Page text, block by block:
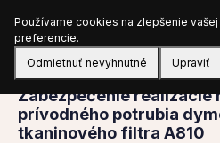
Obstarávanie
Zabezpečenie
prívodného potrubia
tkaninového filtra A810
Používame cookies na zlepšenie
preferencie.
Odmietnuť nevyhnutné
Upraviť